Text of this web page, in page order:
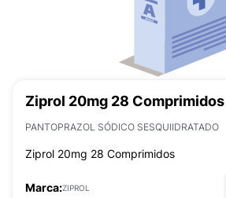
Ziprol 20mg 28 Comprimidos
PANTOPRAZOL SÓDICO SESQUIIDRATADO
Ziprol 20mg 28 Comprimidos
Marca:ZIPROL